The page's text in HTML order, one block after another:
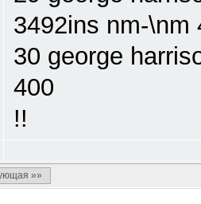
3492ins nm-\nm
30 george
400
!!
»»